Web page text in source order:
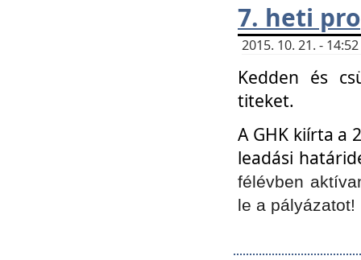
7. heti
2015. 10. 21. -
Kedden és
titeket.
A GHK kiírta a
leadási
félévben
le a pályázatot!